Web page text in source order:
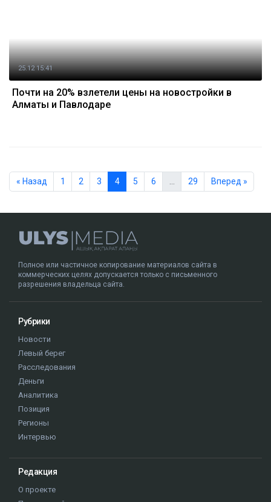
25.12 15:41
Почти на 20% взлетели цены на новостройки в
Алматы и Павлодаре
« Назад 1 2 3 4 5 6 … 29 Вперед »
Полное или частичное копирование материалов сайта в
коммерческих целях допускается только с письменного
разрешения владельца сайта.
Рубрики
Новости
Левый берег
Расследования
Деньги
Аналитика
Позиция
Регионы
Интервью
Редакция
О проекте